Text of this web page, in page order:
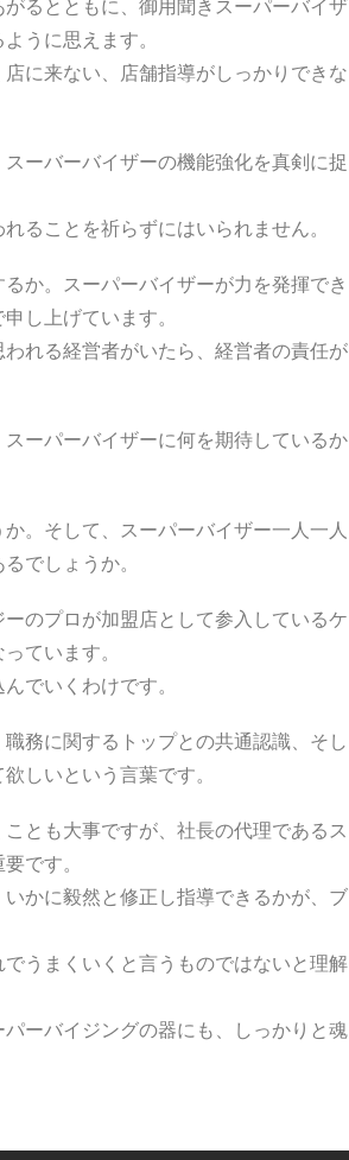
るとともに、御用聞きスーパーバイザ
うに思えます。
に来ない、店舗指導がしっかりできな
ーバーバイザーの機能強化を真剣に捉
ることを祈らずにはいられません。
か。スーパーバイザーが力を発揮でき
し上げています。
れる経営者がいたら、経営者の責任が
ーパーバイザーに何を期待しているか
。そして、スーパーバイザー一人一人
でしょうか。
のプロが加盟店として参入しているケ
ています。
でいくわけです。
務に関するトップとの共通認識、そし
しいという言葉です。
とも大事ですが、社長の代理であるス
です。
かに毅然と修正し指導できるかが、ブ
うまくいくと言うものではないと理解
ーバイジングの器にも、しっかりと魂